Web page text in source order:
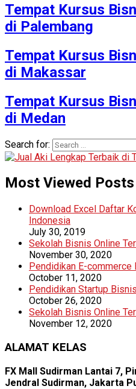
Tempat Kursus
di Palembang
Tempat Kursus
di Makassar
Tempat Kursus
di Medan
Search for:
Most Viewed Posts
Download Excel Daftar
Indonesia
July 30, 2019
Sekolah Bisnis Online
November 30, 2020
Pendidikan E-
October 11, 2020
Pendidikan Startup
October 26, 2020
Sekolah Bisnis Online
November 12, 2020
ALAMAT KELAS
FX Mall Sudirman Lantai 7,
Jendral Sudirman, Jakarta